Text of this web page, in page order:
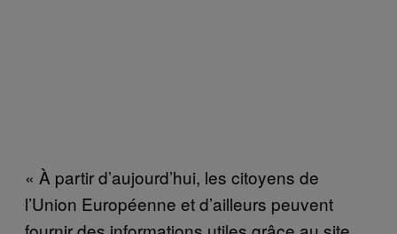
« À partir d’aujourd’hui, les citoyens de
l’Union Européenne et d’ailleurs peuvent